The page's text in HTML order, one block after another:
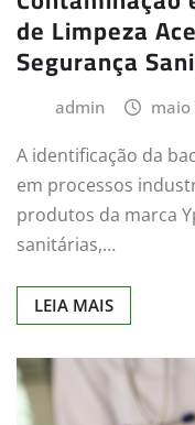
de Limpeza
Segurança
admin maio
A identificação da
em processos
produtos da marca
sanitárias,…
LEIA MAIS